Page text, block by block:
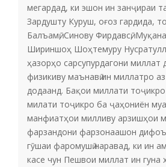
мегардад, ки эшон ин занҷираи
Зардушту Куруш, оғоз гардида,
Балъамӣ, Синову Фирдавсӣ,
Шириншоҳ Шоҳтемуру
ҳазорҳо сарсупурдагони миллат
физикиву маънавӣ ин миллатро
додаанд. Бақои миллати
милати тоҷикро ба ҷаҳониён
манфиатҳои милливу арзишҳои
фарзандони фарзонаашон
гӯшаи фаромушӣ наравад, ки ин
касе чун Пешвои миллат ин гуна